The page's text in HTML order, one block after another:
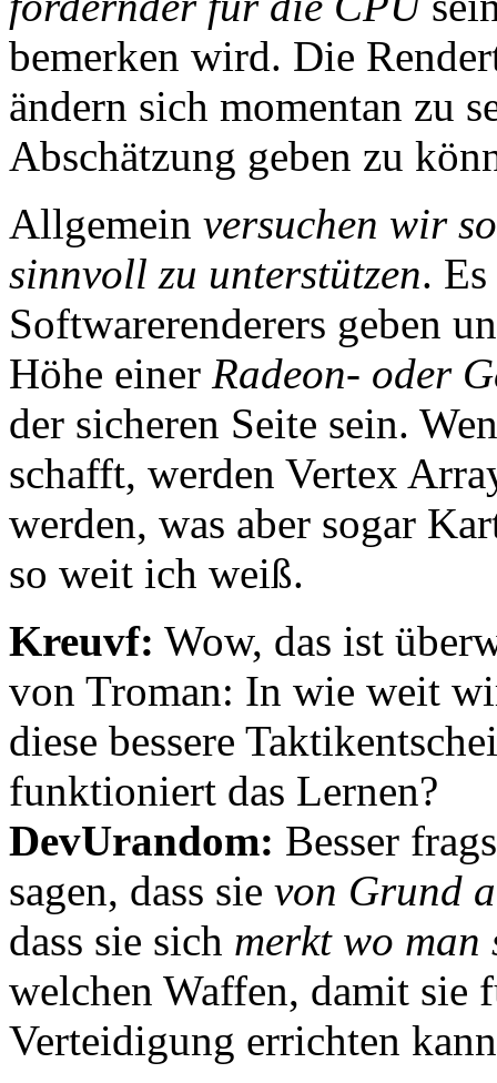
bemerken wird. Die
ändern sich momentan zu
Abschätzung geben zu
Allgemein versuchen wir
sinnvoll zu unterstützen.
Softwarerenderers geben
Höhe einer Radeon- oder
der sicheren Seite sein.
schafft, werden Vertex
werden, was aber sogar
so weit ich weiß.
Kreuvf: Wow, das ist
von Troman: In wie weit
diese bessere
funktioniert das Lernen?
DevUrandom: Besser
sagen, dass sie von Grund
dass sie sich merkt wo
welchen Waffen, damit sie
Verteidigung errichten